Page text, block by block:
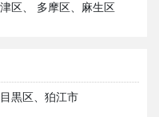
区、 多摩区、麻生区
黒区、狛江市